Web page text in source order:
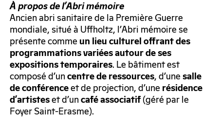
À propos de l’Abri mémoire
Ancien abri sanitaire de la Première Guerre
mondiale, situé à Uffholtz, l’Abri mémoire se
présente commeun lieu culturel offrant des
programmations variées autour de ses
expositions temporaires. Le bâtiment est
composé d’uncentre de ressources, d’unesalle
de conférenceet de projection, d’unerésidence
d’artisteset d’uncafé associatif(géré par le
Foyer Saint-Erasme).